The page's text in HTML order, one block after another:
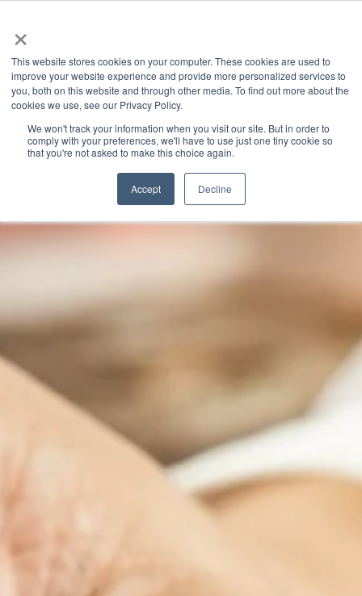
×
This website stores cookies on your computer. These cookies are used to
improve your website experience and provide more personalized services to
you, both on this website and through other media. To find out more about the
cookies we use, see our Privacy Policy.
We won't track your information when you visit our site. But in order to
comply with your preferences, we'll have to use just one tiny cookie so
that you're not asked to make this choice again.
Accept Decline
GRANITE RIVER LABS BLOG